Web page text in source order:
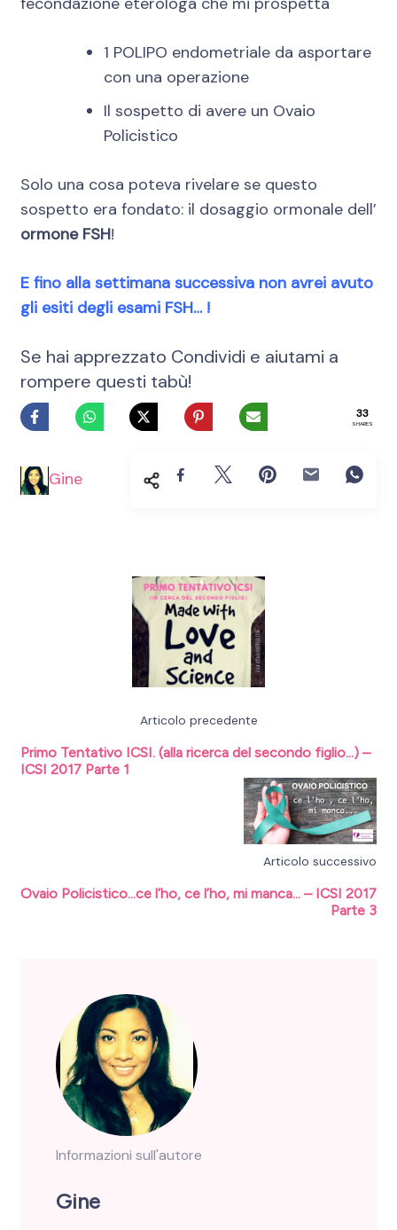
1 POLIPO endometriale da asportare
con una operazione
Il sospetto di avere un Ovaio
Policistico
Solo una cosa poteva rivelare se questo
sospetto era fondato: il dosaggio ormonale dell’
ormone FSH!
E fino alla settimana successiva non avrei avuto
gli esiti degli esami FSH… !
Se hai apprezzato Condividi e aiutami a
rompere questi tabù!
33
SHARES
Gine
Navigazione
Articolo precedente
Primo Tentativo ICSI. (alla ricerca del secondo figlio…) –
ICSI 2017 Parte 1
Articolo successivo
Ovaio Policistico…ce l’ho, ce l’ho, mi manca… – ICSI 2017
Parte 3
Informazioni sull'autore
Gine